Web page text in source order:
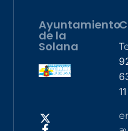
Ayuntamiento
de la
Solana
11